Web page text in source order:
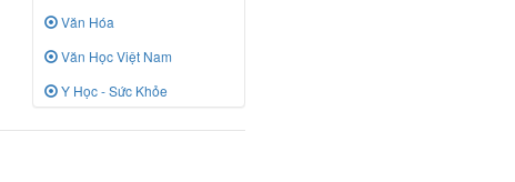
Văn Hóa
Văn Học Việt Nam
Y Học - Sức Khỏe